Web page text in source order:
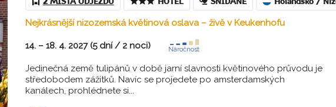
2 MÍSTA ODJEZDU HOTEL SNÍDANĚ Holandsko /
Nejkrásnější nizozemská květinová oslava – živě v Keukenhofu
14. – 18. 4. 2027 (5 dní / 2 noci) Náročnost
Jedinečná země tulipánů v době jarní slavnosti květinového průvodu je
středobodem zážitků. Navíc se projedete po amsterdamských
kanálech, prohlédnete si...